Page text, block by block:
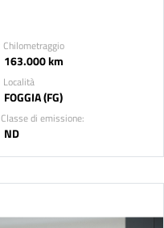
Chilometraggio
163.000 km
Località
FOGGIA (FG)
Classe di emissione:
ND